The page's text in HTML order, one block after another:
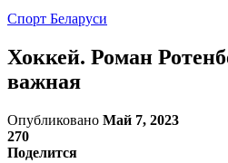
Спорт Беларуси
Хоккей. Роман
важная
Опубликовано Май 7, 2023
270
Поделится